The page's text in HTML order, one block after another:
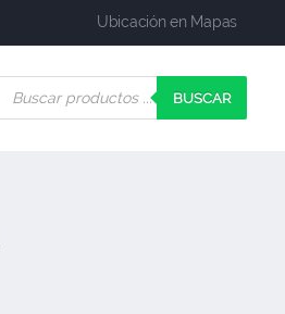
Ubicación en Mapas
BUSCAR